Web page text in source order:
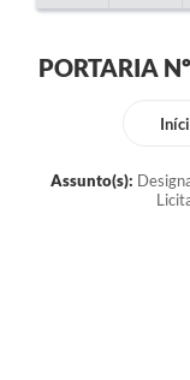
PORTARIA
Assunto(s):